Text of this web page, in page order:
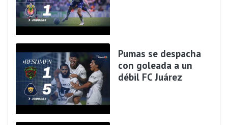
Pumas se despacha
con goleada a un
débil FC Juárez